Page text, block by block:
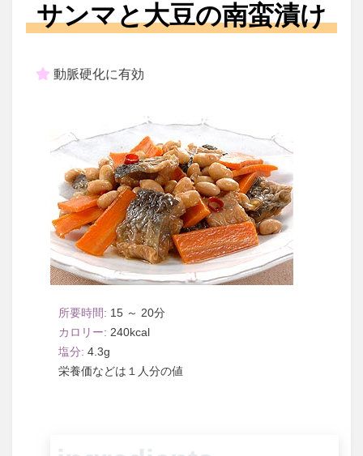
サンマと大豆の南蛮漬け
動脈硬化に有効
15 ～ 20
240
4.3
１人分